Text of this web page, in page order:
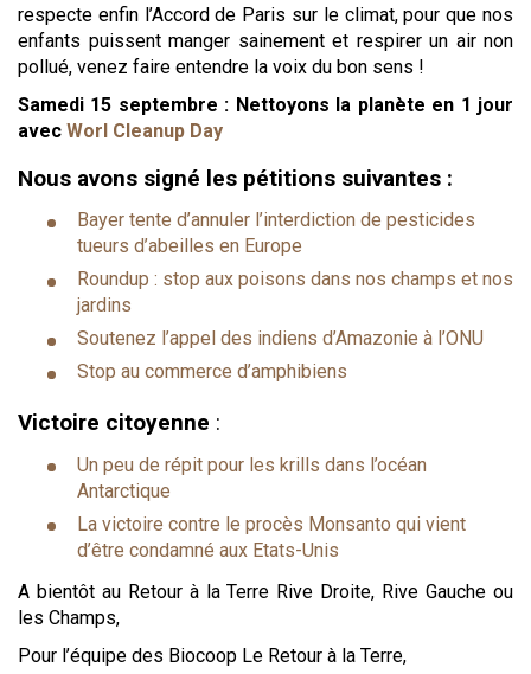
respecte enfin l’Accord de Paris sur le climat, pour que nos
enfants puissent manger sainement et respirer un air non
pollué, venez faire entendre la voix du bon sens !
Samedi 15 septembre : Nettoyons la planète en 1 jour
avec Worl Cleanup Day
Nous avons signé les pétitions suivantes :
Bayer tente d’annuler l’interdiction de pesticides
tueurs d’abeilles en Europe
Roundup : stop aux poisons dans nos champs et nos
jardins
Soutenez l’appel des indiens d’Amazonie à l’ONU
Stop au commerce d’amphibiens
Victoire citoyenne :
Un peu de répit pour les krills dans l’océan
Antarctique
La victoire contre le procès Monsanto qui vient
d’être condamné aux Etats-Unis
A bientôt au Retour à la Terre Rive Droite, Rive Gauche ou
les Champs,
Pour l’équipe des Biocoop Le Retour à la Terre,